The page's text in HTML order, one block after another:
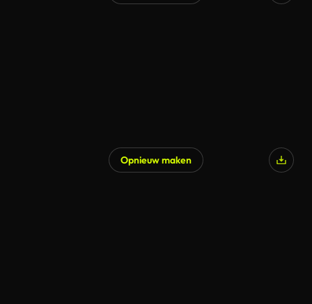
Opnieuw maken